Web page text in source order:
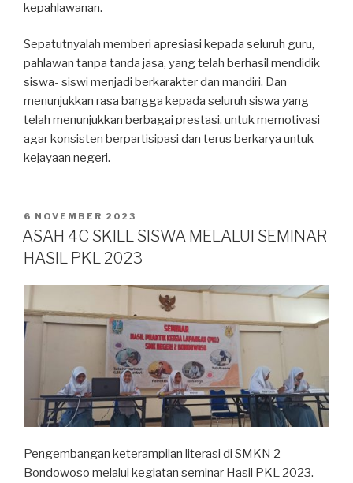
kepahlawanan.
Sepatutnyalah memberi apresiasi kepada seluruh guru,
pahlawan tanpa tanda jasa, yang telah berhasil mendidik
siswa- siswi menjadi berkarakter dan mandiri. Dan
menunjukkan rasa bangga kepada seluruh siswa yang
telah menunjukkan berbagai prestasi, untuk memotivasi
agar konsisten berpartisipasi dan terus berkarya untuk
kejayaan negeri.
6 NOVEMBER 2023
ASAH 4C SKILL SISWA MELALUI SEMINAR
HASIL PKL 2023
Pengembangan keterampilan literasi di SMKN 2
Bondowoso melalui kegiatan seminar Hasil PKL 2023.